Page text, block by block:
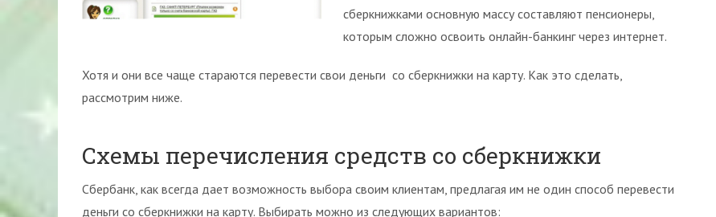
сберкнижками основную массу составляют пенсионеры,
которым сложно освоить онлайн-банкинг через интернет.
Хотя и они все чаще стараются перевести свои деньги со сберкнижки на карту. Как это сделать,
рассмотрим ниже.
Схемы перечисления средств со сберкнижки
Сбербанк, как всегда дает возможность выбора своим клиентам, предлагая им не один способ перевести
деньги со сберкнижки на карту. Выбирать можно из следующих вариантов: